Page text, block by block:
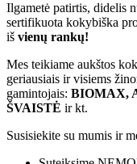
Ilgametė patirtis, didelis
sertifikuota kokybiška
iš vienų rankų!
Mes teikiame aukštos
geriausiais ir visiems
gamintojais: BIOMAX,
ŠVAISTĖ ir kt.
Susisiekite su mumis ir